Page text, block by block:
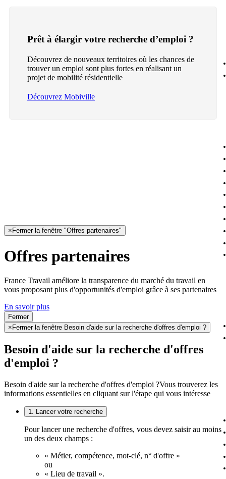
Prêt à élargir votre recherche d’emploi ?
Découvrez de nouveaux territoires où les chances de
trouver un emploi sont plus fortes en réalisant un
projet de mobilité résidentielle
Découvrez Mobiville
× Fermer la fenêtre "Offres partenaires"
Offres partenaires
France Travail améliore la transparence du marché du travail en
vous proposant plus d'opportunités d'emploi grâce à ses partenaires
En savoir plus
Fermer
× Fermer la fenêtre Besoin d'aide sur la recherche d'offres d'emploi ?
Besoin d'aide sur la recherche d'offres
d'emploi ?
Besoin d'aide sur la recherche d'offres d'emploi ?Vous trouverez les
informations essentielles en cliquant sur l'étape qui vous intéresse
1. Lancer votre recherche
Pour lancer une recherche d'offres, vous devez saisir au moins
un des deux champs :
« Métier, compétence, mot-clé, n° d'offre »
ou
« Lieu de travail ».